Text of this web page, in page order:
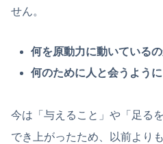
せん。
何を原動力に動いている
何のために人と会うよう
今は「与えること」や「足る
でき上がったため、以前よりも